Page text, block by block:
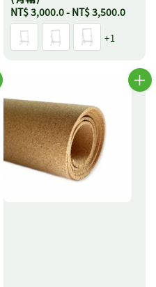
Regular
price
NT$ 3,000.0- NT$ 3,500.0
+1